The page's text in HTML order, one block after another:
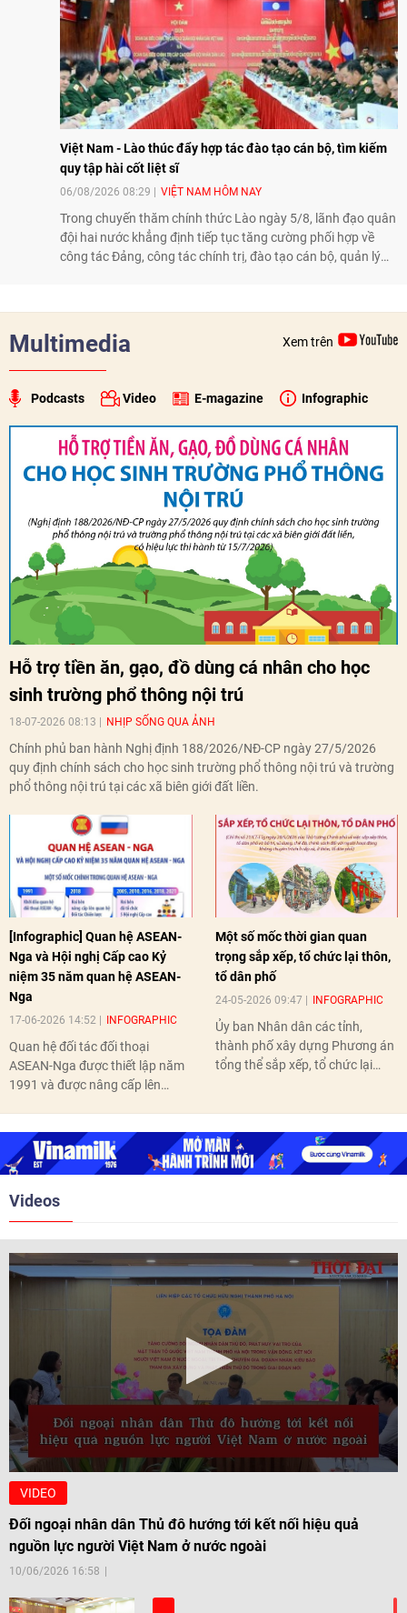
Việt Nam - Lào thúc đẩy hợp tác đào tạo cán bộ, tìm kiếm
quy tập hài cốt liệt sĩ
06/08/2026 08:29 VIỆT NAM HÔM NAY
Trong chuyến thăm chính thức Lào ngày 5/8, lãnh đạo quân
đội hai nước khẳng định tiếp tục tăng cường phối hợp về
công tác Đảng, công tác chính trị, đào tạo cán bộ, quản lý
Multimedia Xem trên
Podcasts Video E-magazine Infographic
Hỗ trợ tiền ăn, gạo, đồ dùng cá nhân cho học
sinh trường phổ thông nội trú
18-07-2026 08:13 NHỊP SỐNG QUA ẢNH
Chính phủ ban hành Nghị định 188/2026/NĐ-CP ngày 27/5/2026
quy định chính sách cho học sinh trường phổ thông nội trú và trường
phổ thông nội trú tại các xã biên giới đất liền.
[Infographic] Quan hệ ASEAN-
Nga và Hội nghị Cấp cao Kỷ
niệm 35 năm quan hệ ASEAN-
Nga
17-06-2026 14:52 INFOGRAPHIC
Quan hệ đối tác đối thoại
ASEAN-Nga được thiết lập năm
1991 và được nâng cấp lên
nghị Cấp cao vào các năm 2005,
2010, 2016, 2018, 2021.
Một số mốc thời gian quan
trọng sắp xếp, tổ chức lại thôn,
tổ dân phố
24-05-2026 09:47 INFOGRAPHIC
Ủy ban Nhân dân các tỉnh,
thành phố xây dựng Phương án
tổng thể sắp xếp, tổ chức lại
Videos
VIDEO
Đối ngoại nhân dân Thủ đô hướng tới kết nối hiệu quả
nguồn lực người Việt Nam ở nước ngoài
10/06/2026 16:58